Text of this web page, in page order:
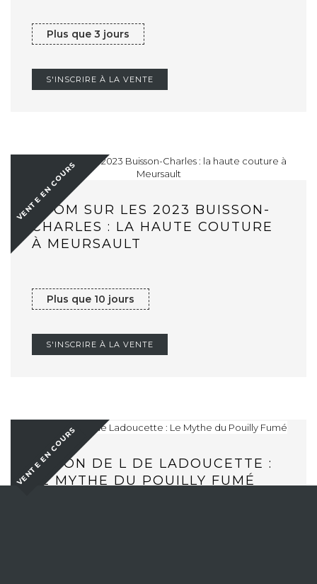
Plus que 3 jours
S'INSCRIRE À LA VENTE
ZOOM SUR LES 2023 BUISSON-
CHARLES : LA HAUTE COUTURE
À MEURSAULT
Plus que 10 jours
S'INSCRIRE À LA VENTE
VENTE EN COURS
BARON DE L DE LADOUCETTE :
LE MYTHE DU POUILLY FUMÉ
VENTE EN COURS